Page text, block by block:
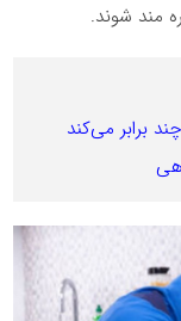
مند شوند.